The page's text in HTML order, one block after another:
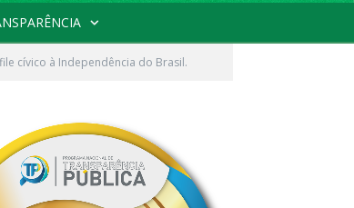
cívico à Independência do Brasil.